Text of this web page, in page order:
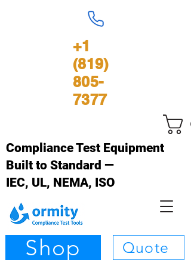
+1
(819)
805-
7377
Compliance Test Equipment
Built to Standard —
IEC, UL, NEMA, ISO
Shop Quote